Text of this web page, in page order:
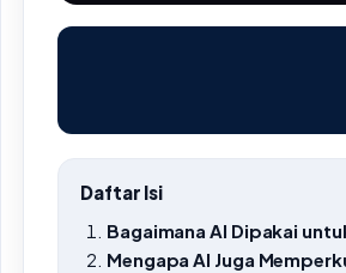
Daftar Isi
Bagaimana AI Dipakai
Mengapa AI Juga